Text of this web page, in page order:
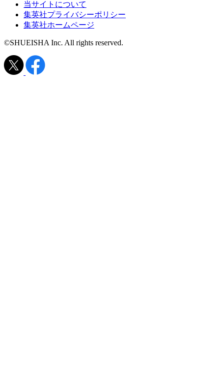
当サイトについて
集英社プライバシーポリシー
集英社ホームページ
©SHUEISHA Inc. All rights reserved.